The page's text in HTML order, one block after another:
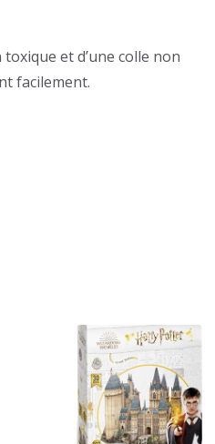
et d’une colle non
facilement.